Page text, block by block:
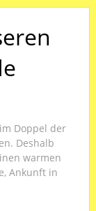
Doppel der
Deshalb
warmen
Ankunft in